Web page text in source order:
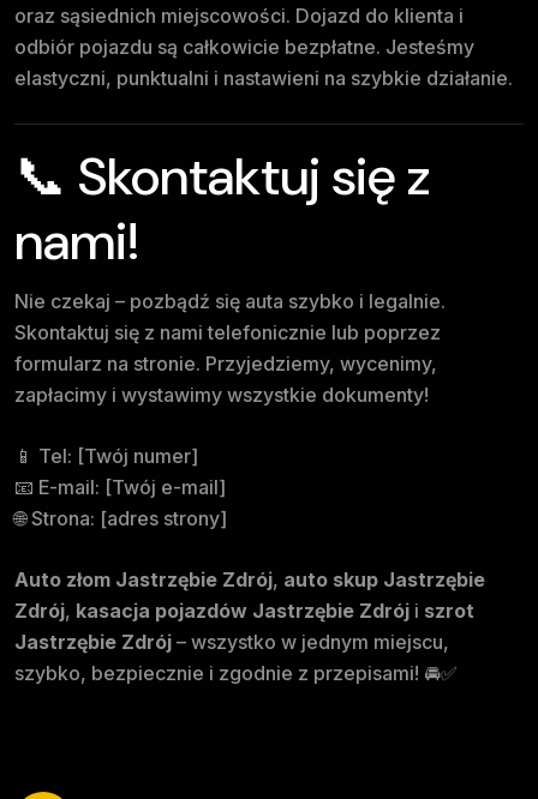
oraz sąsiednich miejscowości. Dojazd do klienta i
odbiór pojazdu są całkowicie bezpłatne. Jesteśmy
elastyczni, punktualni i nastawieni na szybkie działanie.
📞 Skontaktuj się z
nami!
Nie czekaj – pozbądź się auta szybko i legalnie.
Skontaktuj się z nami telefonicznie lub poprzez
formularz na stronie. Przyjedziemy, wycenimy,
zapłacimy i wystawimy wszystkie dokumenty!
📱 Tel: [Twój numer]
📧 E-mail: [Twój e-mail]
🌐 Strona: [adres strony]
Auto złom Jastrzębie Zdrój, auto skup Jastrzębie
Zdrój, kasacja pojazdów Jastrzębie Zdrój i szrot
Jastrzębie Zdrój – wszystko w jednym miejscu,
szybko, bezpiecznie i zgodnie z przepisami! 🚘✅